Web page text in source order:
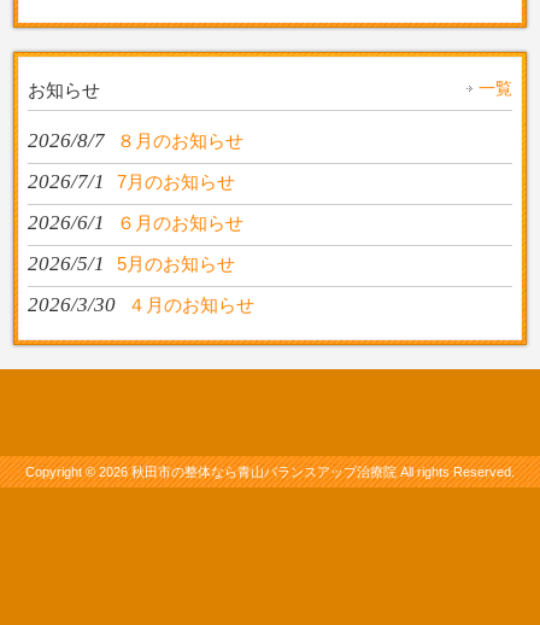
お知らせ 一覧
2026/8/7 ８月のお知らせ
2026/7/1 7月のお知らせ
2026/6/1 ６月のお知らせ
2026/5/1 5月のお知らせ
2026/3/30 ４月のお知らせ
Copyright © 2026秋田市の整体なら青山バランスアップ治療院All rights Reserved.